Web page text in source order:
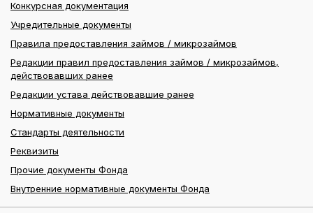
Конкурсная документация
Учредительные документы
Правила предоставления займов / микрозаймов
Редакции правил предоставления займов / микрозаймов,
действовавших ранее
Редакции устава действовавшие ранее
Нормативные документы
Стандарты деятельности
Реквизиты
Прочие документы Фонда
Внутренние нормативные документы Фонда